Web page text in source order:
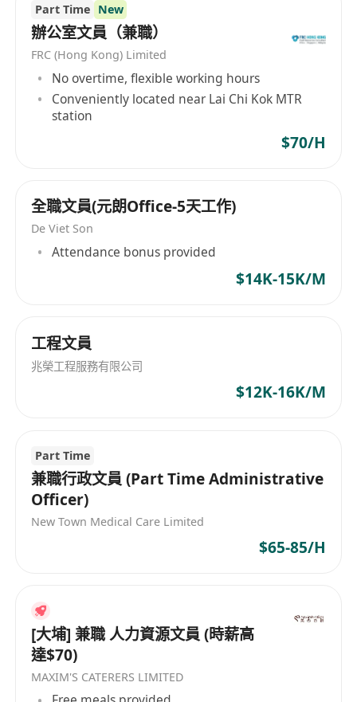
Part Time New
辦公室文員（兼職）
FRC (Hong Kong) Limited
No overtime, flexible working hours
Conveniently located near Lai Chi Kok MTR
station
$70/H
全職文員(元朗Office-5天工作)
De Viet Son
Attendance bonus provided
$14K-15K/M
工程文員
兆榮工程服務有限公司
$12K-16K/M
Part Time
兼職行政文員 (Part Time Administrative
Officer)
New Town Medical Care Limited
$65-85/H
[大埔] 兼職 人力資源文員 (時薪高
達$70)
MAXIM'S CATERERS LIMITED